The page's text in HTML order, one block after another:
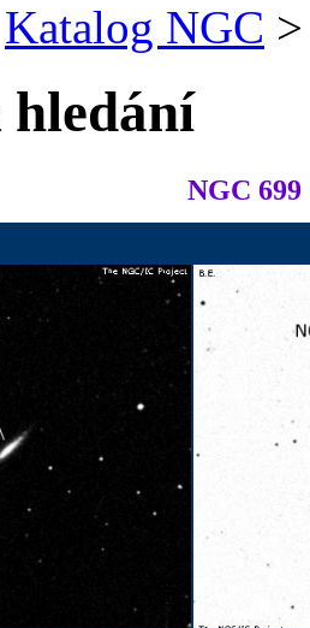
Katalog NGC >
hledání
NGC 699